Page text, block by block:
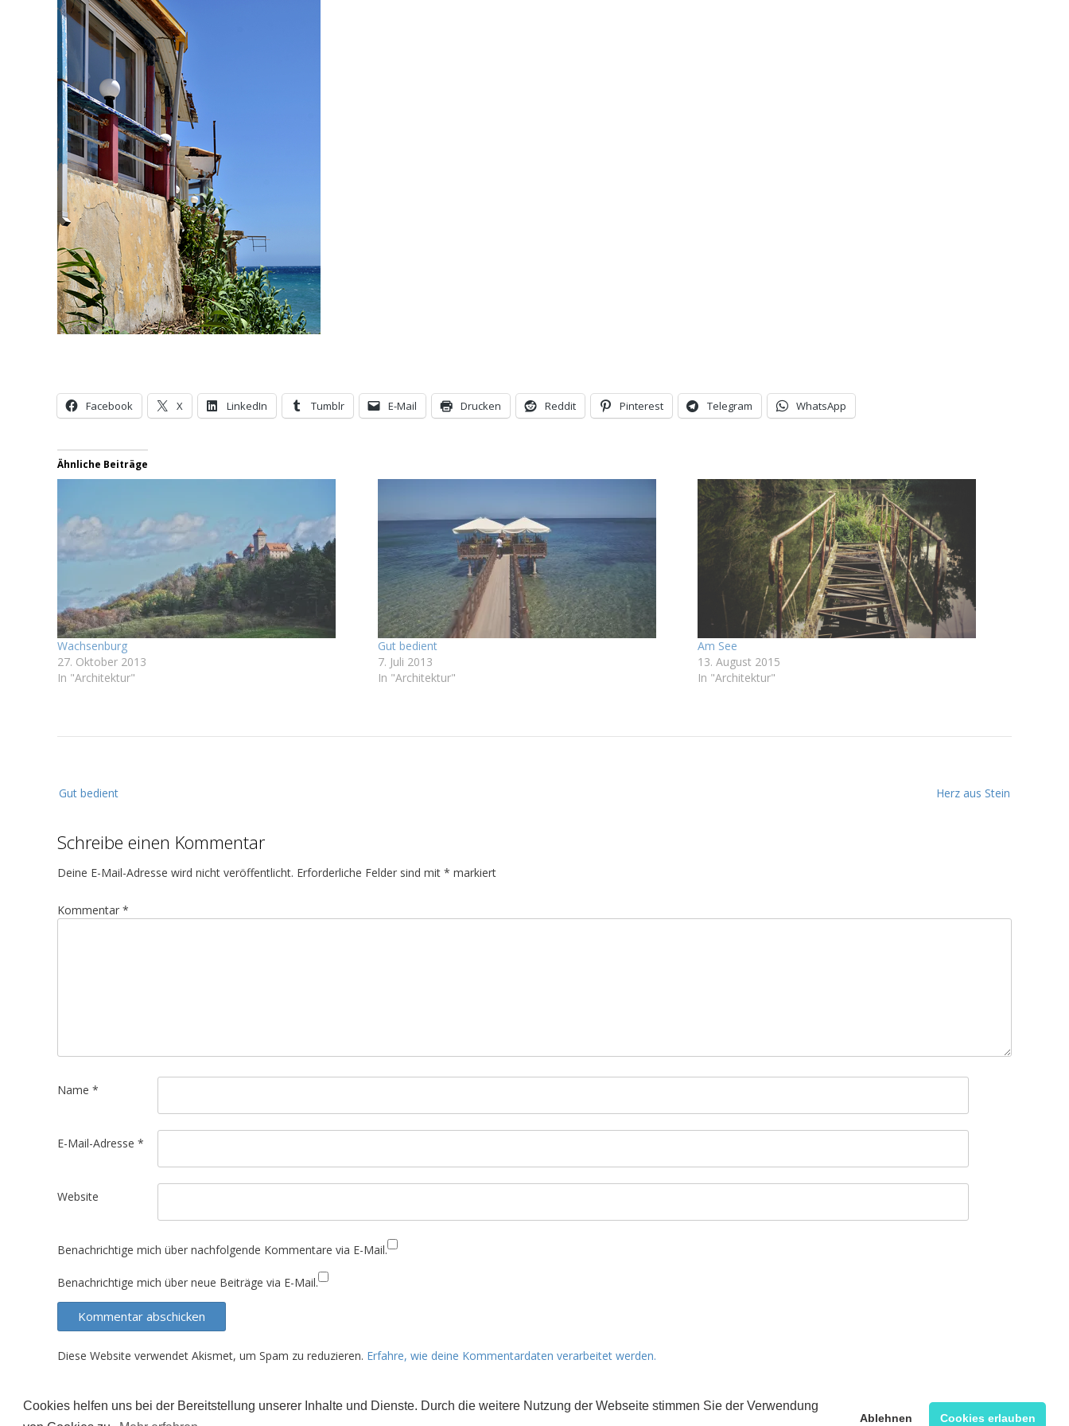
Cookies helfen uns bei der Bereitstellung unserer Inhalte und Dienste. Durch die weitere Nutzung der Webseite stimmen Sie der Verwendung
Ablehnen Cookies erlauben
Facebook X LinkedIn Tumblr E-Mail Drucken Reddit Pinterest Telegram WhatsApp
Ähnliche Beiträge
Wachsenburg
27. Oktober 2013
In "Architektur"
Gut bedient
7. Juli 2013
In "Architektur"
Am See
13. August 2015
In "Architektur"
e
t
r
g
g
t
o
Herz aus Stein
Gut bedient
Schreibe einen Kommentar
Deine E-Mail-Adresse wird nicht veröffentlicht. Erforderliche Felder sind mit * markiert
Kommentar *
Name *
E-Mail-Adresse *
Website
Benachrichtige mich über nachfolgende Kommentare via E-Mail.
Benachrichtige mich über neue Beiträge via E-Mail.
Diese Website verwendet Akismet, um Spam zu reduzieren. Erfahre, wie deine Kommentardaten verarbeitet werden.